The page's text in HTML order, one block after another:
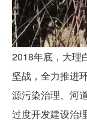
2018年底，大理
坚战，全力推进
源污染治理、河
过度开发建设治